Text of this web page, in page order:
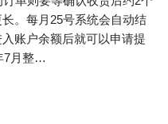
。每月25号系统会自动结
账户余额后就可以申请提
7月整…